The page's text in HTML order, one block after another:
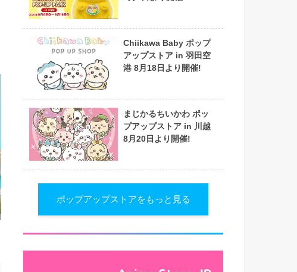
Chiikawa Baby ポップ
アップストア in 羽田空
港 8月18日より開催!
まじかるちいかわ ポッ
プアップストア in 川越
8月20日より開催!
ポップアップストアをもっと見る